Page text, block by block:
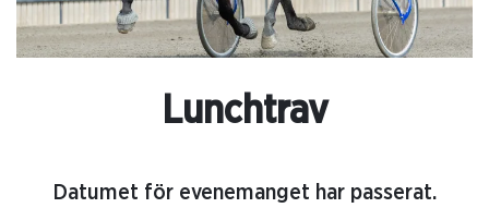
Lunchtrav
Datumet för evenemanget har passerat.